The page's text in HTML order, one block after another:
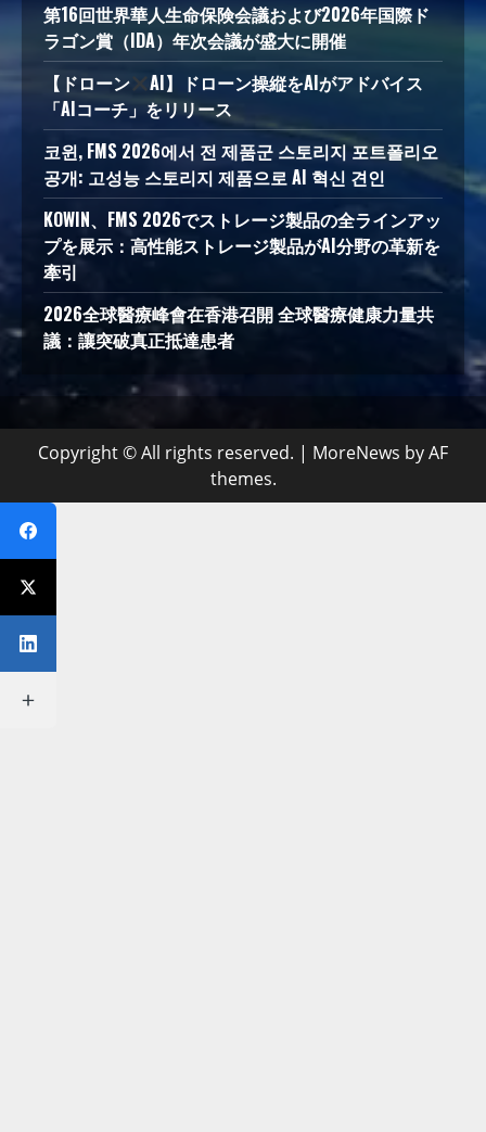
第16回世界華人生命保険会議および2026年国際ド
ラゴン賞（IDA）年次会議が盛大に開催
【ドローン
AI】ドローン操縦をAIがアドバイス
「AIコーチ」をリリース
코윈, FMS 2026에서 전 제품군 스토리지 포트폴리오
공개: 고성능 스토리지 제품으로 AI 혁신 견인
KOWIN、FMS 2026でストレージ製品の全ラインアッ
プを展示：高性能ストレージ製品がAI分野の革新を
牽引
2026全球醫療峰會在香港召開 全球醫療健康力量共
議：讓突破真正抵達患者
Copyright © All rights reserved. | MoreNews by AF
themes.